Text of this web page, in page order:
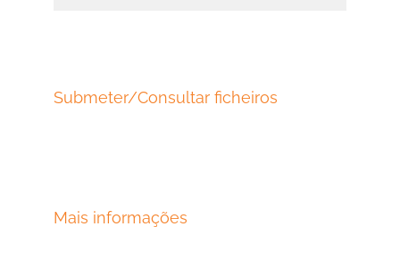
Submeter/Consultar ficheiros
Mais informações